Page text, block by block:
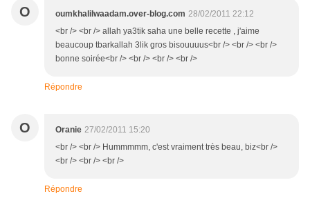
O oumkhalilwaadam.over-blog.com 28/02/2011 22:12
<br /> <br /> allah ya3tik saha une belle recette , j'aime
beaucoup tbarkallah 3lik gros bisouuuus<br /> <br /> <br />
bonne soirée<br /> <br /> <br /> <br />
Répondre
O Oranie 27/02/2011 15:20
<br /> <br /> Hummmmm, c'est vraiment très beau, biz<br />
<br /> <br /> <br />
Répondre